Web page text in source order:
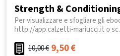
Strength &
Per visualizzare e sfogliare gli
http://app.calzetti-mariucci.it o
10,00€ 9,50€